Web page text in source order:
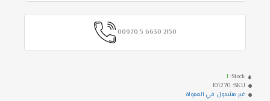
Stock:
1
SKU:
101270
غير مشمول في العمولة
00970 5 6630 2150